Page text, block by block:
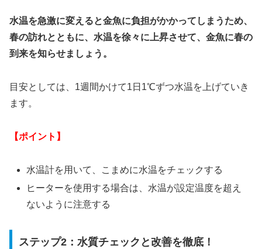
水温を急激に変えると金魚に負担がかかってしまうため、
春の訪れとともに、水温を徐々に上昇させて、金魚に春の
到来を知らせましょう。
目安としては、1週間かけて1日1℃ずつ水温を上げていき
ます。
【ポイント】
水温計を用いて、こまめに水温をチェックする
ヒーターを使用する場合は、水温が設定温度を超え
ないように注意する
ステップ2：水質チェックと改善を徹底！